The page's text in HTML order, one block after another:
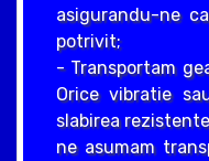
asigurandu-ne
potrivit;
- Transportam
Orice vibratie
slabirea
ne asumam